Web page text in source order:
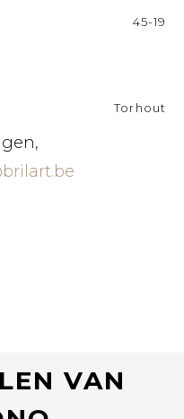
45-19
Torhout
VAN